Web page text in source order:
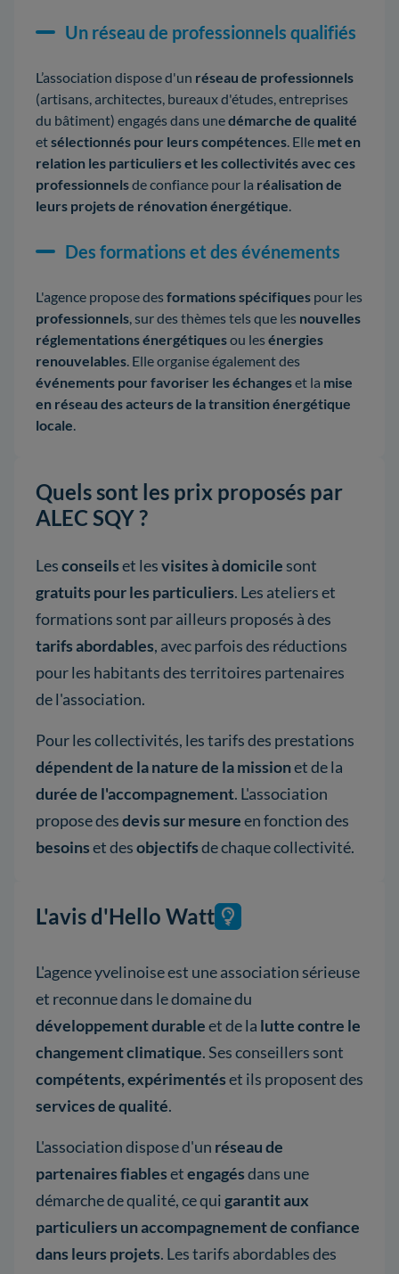
Un réseau de professionnels qualifiés
L’association dispose d'un réseau de professionnels
(artisans, architectes, bureaux d'études, entreprises
du bâtiment) engagés dans unedémarche de qualité
etsélectionnés pour leurs compétences . Elle met en
relation les particuliers et les collectivités avec ces
professionnelsde confiance pour la réalisation de
leurs projets de rénovation énergétique
Des formations et des événements
L'agence propose desformations spécifiques pour les
professionnels , sur des thèmes tels que les nouvelles
réglementations énergétiquesou lesénergies
renouvelables . Elle organise également des
événements pour favoriser les échangeset la mise
en réseau des acteurs de la transition énergétique
locale
Quels sont les prix proposés par
ALEC SQY ?
Lesconseilset lesvisites à domicile sont
gratuits pour les particuliers. Les ateliers et
formations sont par ailleurs proposés à des
tarifs abordables, avec parfois des réductions
pour les habitants des territoires partenaires
de l'association.
Pour les collectivités, les tarifs des prestations
dépendent de la nature de la missionet de la
durée de l'accompagnement. L'association
propose desdevis sur mesureen fonction des
besoinset desobjectifsde chaque collectivité.
L'avis d'Hello Watt
L'agence yvelinoise est une association sérieuse
et reconnue dans le domaine du
développement durableet de la lutte contre le
changement climatique. Ses conseillers sont
compétents,expérimentéset ils proposent des
services de qualité.
L'association dispose d'un réseau de
partenaires fiablesetengagésdans une
démarche de qualité, ce quigarantit aux
particuliers un accompagnement de confiance
dans leurs projets. Les tarifs abordables des